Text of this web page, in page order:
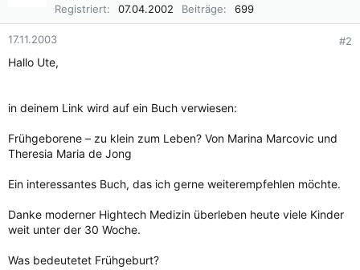
Registriert
07.04.2002 Beiträge 699
17.11.2003 #2
Hallo Ute,
in deinem Link wird auf ein Buch verwiesen:
Frühgeborene – zu klein zum Leben? Von Marina Marcovic und
Theresia Maria de Jong
Ein interessantes Buch, das ich gerne weiterempfehlen möchte.
Danke moderner Hightech Medizin überleben heute viele Kinder
weit unter der 30 Woche.
Was bedeutetet Frühgeburt?